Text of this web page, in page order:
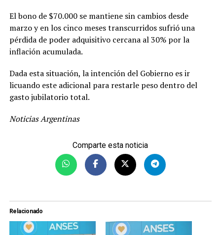
El bono de $70.000 se mantiene sin cambios desde
marzo y en los cinco meses transcurridos sufrió una
pérdida de poder adquisitivo cercana al 30% por la
inflación acumulada.
Dada esta situación, la intención del Gobierno es ir
licuando este adicional para restarle peso dentro del
gasto jubilatorio total.
Noticias Argentinas
Comparte esta noticia
Relacionado